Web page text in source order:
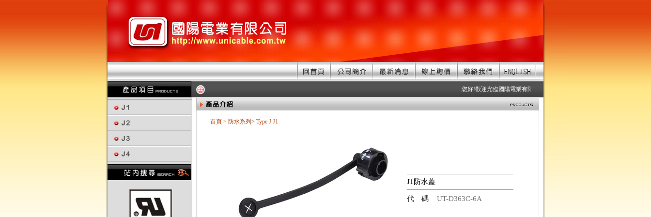
您好!歡迎光臨國陽電業有限公司 服務項目：防水連接器、防水接頭、
首頁 > 防水系列 > Type J J1
J1防水蓋
代碼 UT-D363C-6A